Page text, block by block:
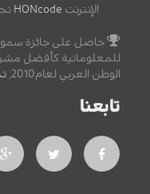
الإنترنت HONcode
حاصل على جائزة سمو
للمعلوماتية كأفضل
الوطن العربي لعام2010,
تابعنا